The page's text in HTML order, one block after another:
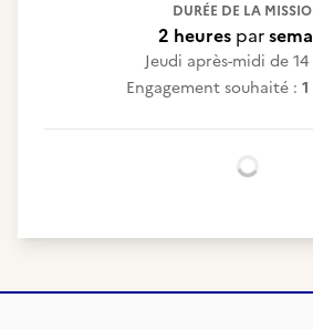
DURÉE DE LA
2 heurespar
Jeudi après-midi de 14
Engagement souhaité :